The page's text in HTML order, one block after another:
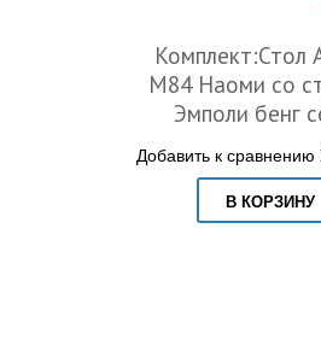
Комплект:Стол
М84 Наоми со
Эмполи бенг
Добавить к сравнению
В КОРЗИНУ